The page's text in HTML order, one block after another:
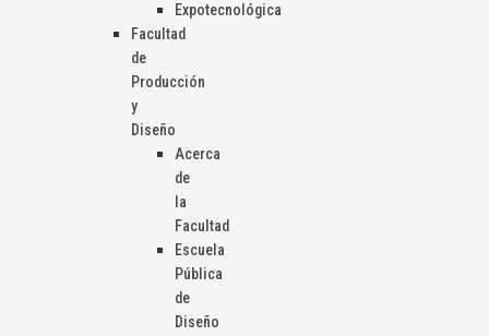
Expotecnológica
Facultad
de
Producción
y
Diseño
Acerca
de
la
Facultad
Escuela
Pública
de
Diseño